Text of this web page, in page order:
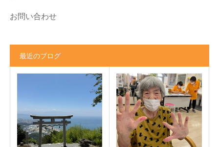
お問い合わせ
最近のブログ